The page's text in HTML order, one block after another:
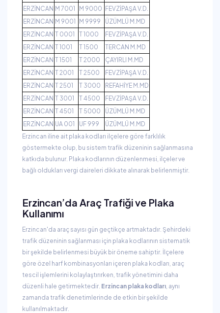
ERZİNCAN M 7001 M 9000 FEVZİPAŞA V.D.
ERZİNCAN M 9001 M 9999
ÜZÜMLÜ M.MD
ERZİNCAN T 0001 T 1000
FEVZİPAŞA V.D.
ERZİNCAN T 1001 T 1500
TERCAN M.MD
ERZİNCAN T 1501 T 2000
ÇAYIRLI M.MD
ERZİNCAN T 2001 T 2500
FEVZİPAŞA V.D.
ERZİNCAN T 2501 T 3000
REFAHİYE M.MD
ERZİNCAN T 3001 T 4500
FEVZİPAŞA V.D.
ERZİNCAN T 4501 T 5000
ÜZÜMLÜ M.MD
ERZİNCAN UA 001 UF 999
ÜZÜMLÜ M.MD
Erzincan iline ait plaka kodları ilçelere göre farklılık
göstermekte olup, bu sistem trafik düzeninin sağlanmasına
katkıda bulunur. Plaka kodlarının düzenlenmesi, ilçeler ve
bağlı oldukları vergi daireleri dikkate alınarak belirlenmiştir.
Erzincan’da Araç Trafiği ve Plaka
Kullanımı
Erzincan'da araç sayısı gün geçtikçe artmaktadır. Şehirdeki
trafik düzeninin sağlanması için plaka kodlarının sistematik
bir şekilde belirlenmesi büyük bir öneme sahiptir. İlçelere
göre özel harf kombinasyonları içeren plaka kodları, araç
tescil işlemlerini kolaylaştırırken, trafik yönetimini daha
düzenli hale getirmektedir. Erzincan plaka kodları, aynı
zamanda trafik denetimlerinde de etkin bir şekilde
kullanılmaktadır.